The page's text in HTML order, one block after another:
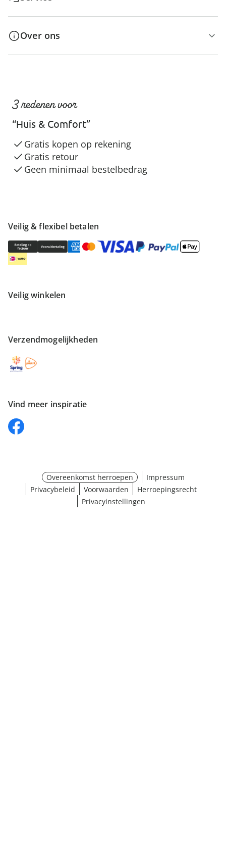
Over ons
Veilig & flexibel betalen
Veilig winkelen
Verzendmogelijkheden
Vind meer inspiratie
3 redenen voor
“Huis & Comfort”
Gratis kopen op rekening
Gratis retour
Geen minimaal bestelbedrag
Overeenkomst herroepen
Impressum
Privacybeleid
Voorwaarden
Herroepingsrecht
Privacyinstellingen